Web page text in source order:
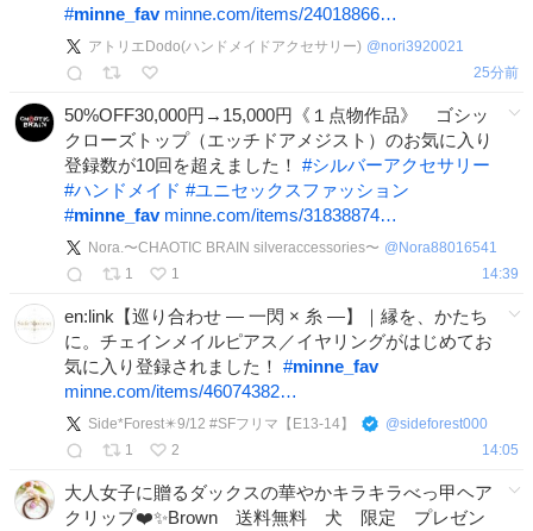
#minne_fav minne.com/items/24018866…
アトリエDodo(ハンドメイドアクセサリー) @nori3920021
25分前
50%OFF30,000円→15,000円《１点物作品》 ゴシッ
クローズトップ（エッチドアメジスト）のお気に入り
登録数が10回を超えました！ #シルバーアクセサリー
#ハンドメイド #ユニセックスファッション
#minne_fav minne.com/items/31838874…
Nora.〜CHAOTIC BRAIN silveraccessories〜 @ Nora88016541
1
1 14:39
en:link【巡り合わせ ― 一閃 × 糸 ―】｜縁を、かたち
に。チェインメイルピアス／イヤリングがはじめてお
気に入り登録されました！ #minne_fav
minne.com/items/46074382…
Side*Forest✴️9/12 #SFフリマ【E13-14】 @sideforest000
1
2 14:05
大人女子に贈るダックスの華やかキラキラべっ甲ヘア
クリップ❤️✨️Brown 送料無料 犬 限定 プレゼン